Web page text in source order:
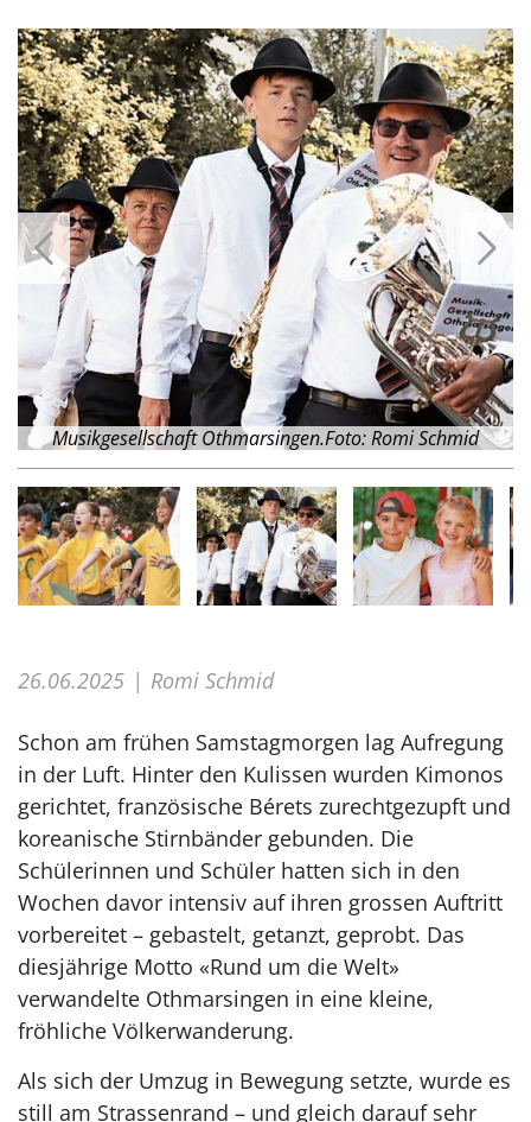
Musikgesellschaft Othmarsingen.Foto: Romi Schmid
26.06.2025 Romi Schmid
Schon am frühen Samstagmorgen lag Aufregung
in der Luft. Hinter den Kulissen wurden Kimonos
gerichtet, französische Bérets zurechtgezupft und
koreanische Stirnbänder gebunden. Die
Schülerinnen und Schüler hatten sich in den
Wochen davor intensiv auf ihren grossen Auftritt
vorbereitet – gebastelt, getanzt, geprobt. Das
diesjährige Motto «Rund um die Welt»
verwandelte Othmarsingen in eine kleine,
fröhliche Völkerwanderung.
Als sich der Umzug in Bewegung setzte, wurde es
still am Strassenrand – und gleich darauf sehr